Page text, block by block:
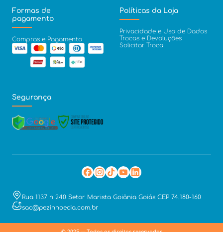
Formas de
pagamento
Compras e Pagamento
Políticas da Loja
Privacidade e Uso de Dados
Trocas e Devoluções
Solicitar Troca
Segurança
Rua 1137 n 240 Setor Marista Goiânia Goiás CEP 74.180-160
sac@pezinhoecia.com.br